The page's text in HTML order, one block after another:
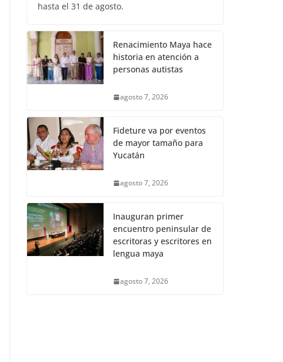
hasta el 31 de agosto.
Renacimiento Maya hace
historia en atención a
personas autistas
agosto 7, 2026
Fideture va por eventos
de mayor tamaño para
Yucatán
agosto 7, 2026
Inauguran primer
encuentro peninsular de
escritoras y escritores en
lengua maya
agosto 7, 2026